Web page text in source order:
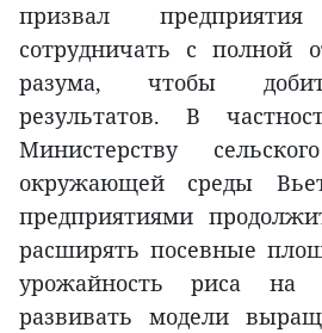
призвал
сотрудничать с полной
разума, чтобы
результатов. В
Министерству
окружающей среды
предприятиями
расширять посевные
урожайность риса
развивать модели